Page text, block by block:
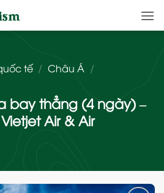
tế / Châu Á /
bay thẳng (4 ngày) –
Air & Air